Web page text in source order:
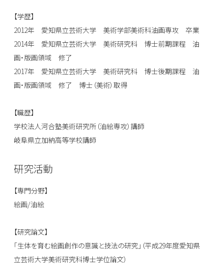
【学歴】
2012年 愛知県立芸術大学 美術学部美術科油画専攻 卒業
2014年 愛知県立芸術大学 美術研究科 博士前期課程 油
画・版画領域 修了
2017年 愛知県立芸術大学 美術研究科 博士後期課程 油
画・版画領域 修了 博士（美術）取得
【職歴】
学校法人河合塾美術研究所（油絵専攻）講師
岐阜県立加納高等学校講師
研究活動
【専門分野】
絵画/油絵
【研究論文】
「生体を育む絵画創作の意識と技法の研究」（平成29年度愛知県
立芸術大学美術研究科博士学位論文）